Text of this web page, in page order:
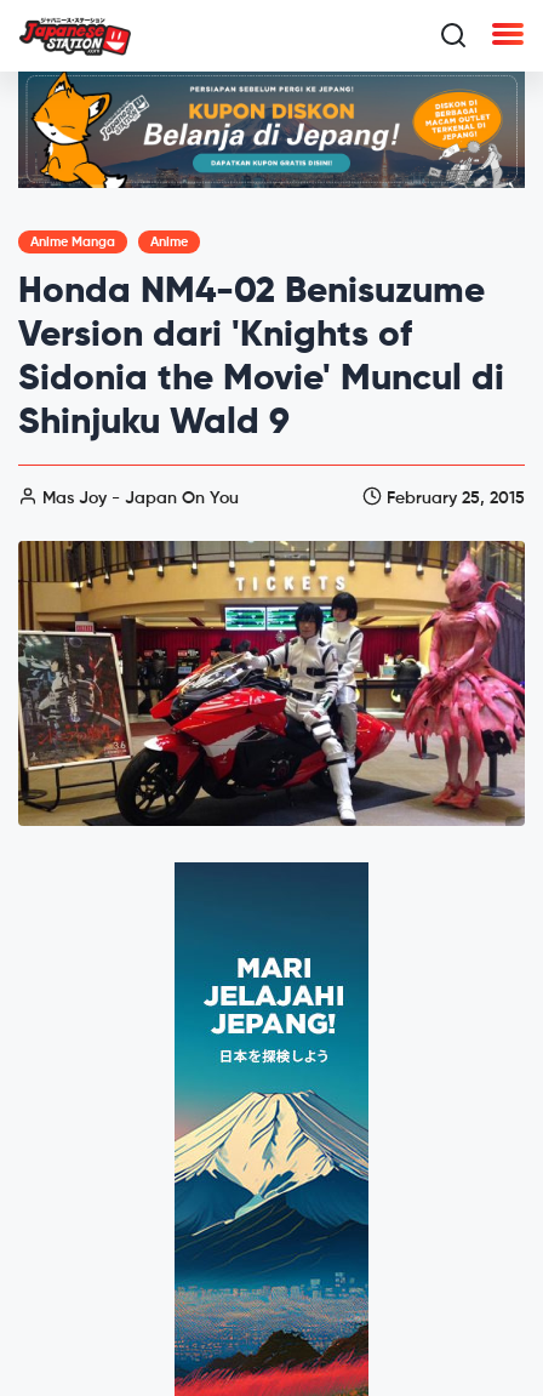
Anime Manga Anime
Honda NM4-02 Benisuzume
Version dari 'Knights of
Sidonia the Movie' Muncul di
Shinjuku Wald 9
Mas Joy - Japan On You February 25, 2015